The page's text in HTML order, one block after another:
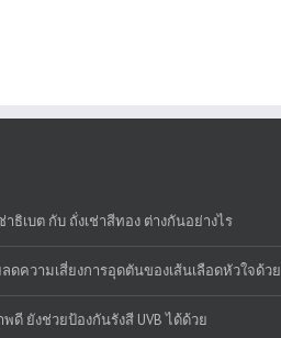
ธิเบต กับ ถั่งเช่าสีทอง ต่างกันอย่างไร
ดความเสี่ยงการอุดตันของเส้นเลือดหัวใจด้วย
ดี ยังช่วยป้องกันรังสี UVB ได้ด้วย